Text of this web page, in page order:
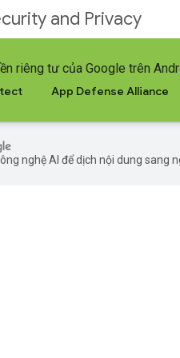
and Privacy
riêng tư của Google trên
App Defense Alliance
nghệ AI để dịch nội dung sang